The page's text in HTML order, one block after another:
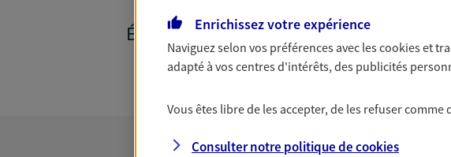
ÉPARGNE ET RETRAITE
Enrichissez votre expérience
Naviguez selon vos préférences avec lescookies et
adapté à vos centres d'intérêts, des publicités
Vous êtes libre de les accepter, de les refuser
Consulter notre politique decookies